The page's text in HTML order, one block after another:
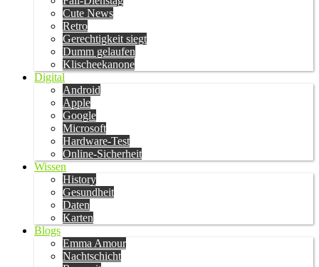
Cute News
Retro
Gerechtigkeit siegt
Dumm gelaufen
Klischeekanone
Digital
Android
Apple
Google
Microsoft
Hardware-Test
Online-Sicherheit
Wissen
History
Gesundheit
Daten
Karten
Blogs
Emma Amour
Nachtschicht